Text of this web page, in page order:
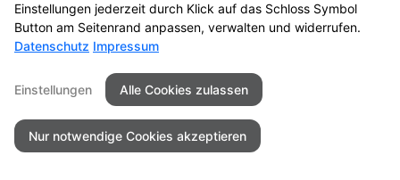
Einstellungen jederzeit durch Klick auf das Schloss Symbol
Button am Seitenrand anpassen, verwalten und widerrufen.
Datenschutz Impressum
Einstellungen Alle Cookies zulassen
Nur notwendige Cookies akzeptieren